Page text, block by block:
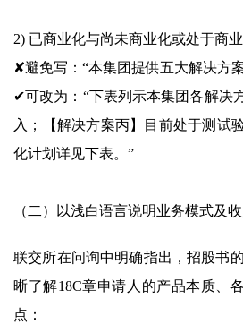
2) 已商业化与尚未商业化或处于商
✘避免写：“本集团提供五大解决方
✔可改为：“下表列示本集团各解决
入；【解决方案丙】目前处于测试
化计划详见下表。”
（二）以浅白语言说明业务模式及
联交所在问询中明确指出，招股书
晰了解18C章申请人的产品本质、
点：